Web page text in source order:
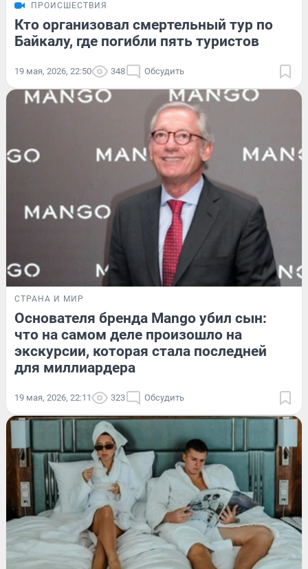
ПРОИСШЕСТВИЯ
Кто организовал смертельный тур по
Байкалу, где погибли пять туристов
19 мая, 2026, 22:50 348 Обсудить
СТРАНА И МИР
Основателя бренда Mango убил сын:
что на самом деле произошло на
экскурсии, которая стала последней
для миллиардера
19 мая, 2026, 22:11 323 Обсудить